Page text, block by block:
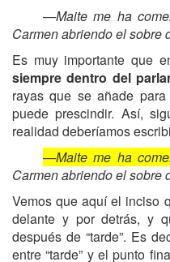
—Maite me ha
Carmen abriendo el sobre
Es muy importante que
siempre dentro del
rayas que se añade
puede prescindir. Así,
realidad deberíamos
—Maite me ha
Carmen abriendo el
Vemos que aquí el inciso
delante y por detrás, y
después de “tarde”. Es
entre “tarde” y el punto